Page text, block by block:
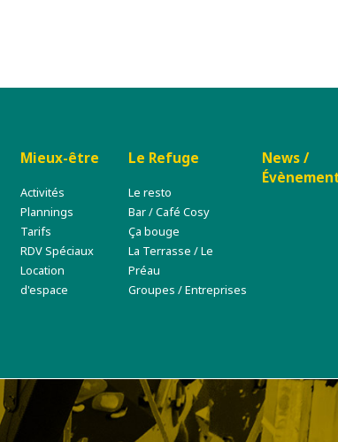
Mieux-être
Activités
Plannings
Tarifs
RDV Spéciaux
Location
d'espace
Le Refuge
Le resto
Bar / Café Cosy
Ça bouge
La Terrasse / Le
Préau
Groupes / Entreprises
News /